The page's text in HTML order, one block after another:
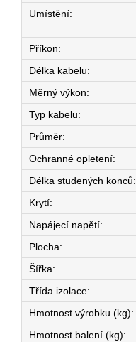
Umístění:
Příkon:
Délka kabelu:
Měrný výkon:
Typ kabelu:
Průměr:
Ochranné opletení:
Délka studených konců:
Krytí:
Napájecí napětí:
Plocha:
Šířka:
Třída izolace:
Hmotnost výrobku (kg):
Hmotnost balení (kg):